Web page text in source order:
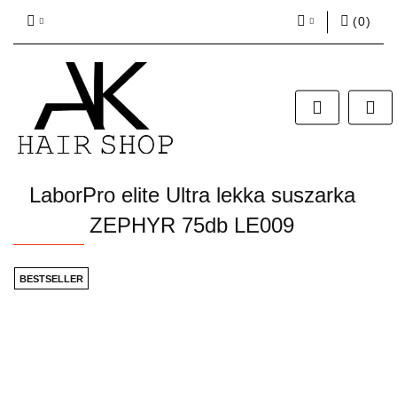
Zarejestruj się
Dodaj zgłoszenie
(0)
LaborPro elite Ultra lekka suszarka
ZEPHYR 75db LE009
BESTSELLER